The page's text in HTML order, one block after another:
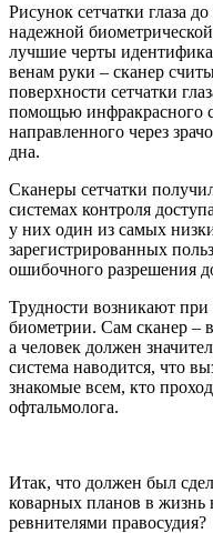
Рисунок сетчатки глаза
надежной
лучшие черты
венам руки – сканер
поверхности сетчатки
помощью инфракрасного
направленного через
дна.
Сканеры сетчатки
системах контроля
у них один из самых
зарегистрированных
ошибочного разрешения
Трудности возникают при
биометрии. Сам сканер –
а человек должен
система наводится, что
знакомые всем, кто
офтальмолога.
Итак, что должен был
коварных планов в жизнь
ревнителями правосудия?